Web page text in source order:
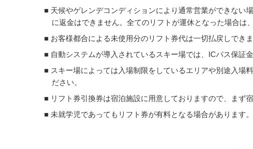
■ 天候やゲレンデコンディションにより通常営業ができない
に返金はできません。全てのリフトが運休となった場合は
■ お客様都合による未使用分のリフト券代は一切払戻しでき
■ 自動システムが導入されているスキー場では、ICパス保証
■ スキー場によっては入場制限をしているエリアや別途入場
ださい。
■ リフト券引換券は宿泊施設に用意しておりますので、まず
■ 未就学児であってもリフト券が有料となる場合があります